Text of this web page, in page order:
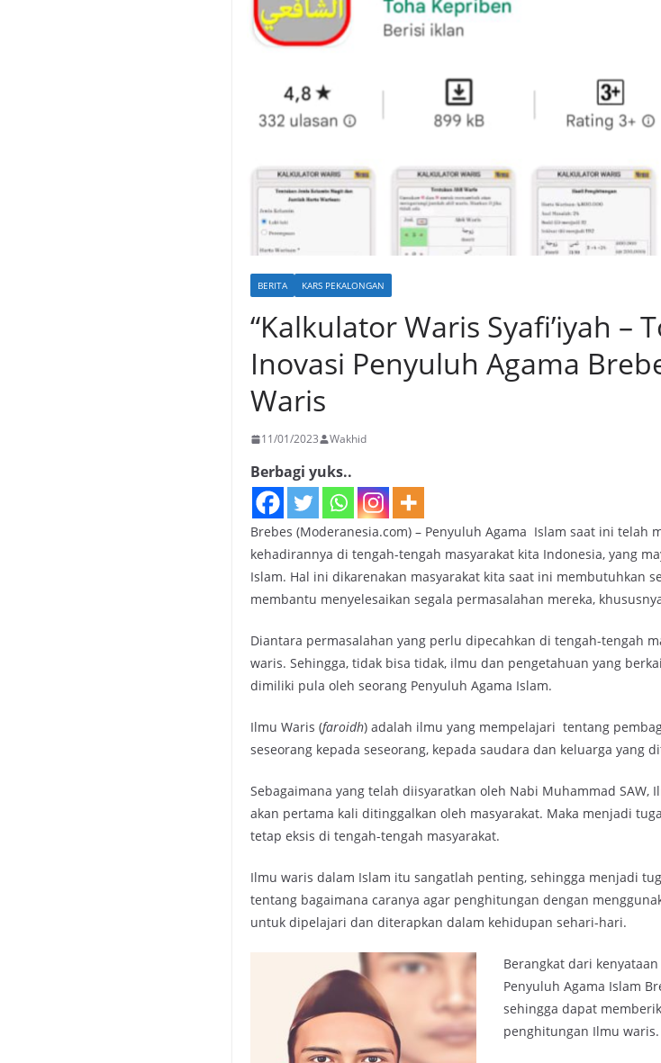
BERITA KARS PEKALONGAN
“Kalkulator Waris Syafi’iyah –
Inovasi Penyuluh Agama
Waris
11/01/2023 Wakhid
Berbagi yuks..
Brebes (Moderanesia.com) – Penyuluh Agama Islam saat ini telah
kehadirannya di tengah-tengah masyarakat kita Indonesia, yang
Islam. Hal ini dikarenakan masyarakat kita saat ini membutuhkan
membantu menyelesaikan segala permasalahan mereka,
Diantara permasalahan yang perlu dipecahkan di tengah-tengah
waris. Sehingga, tidak bisa tidak, ilmu dan pengetahuan yang
dimiliki pula oleh seorang Penyuluh Agama Islam.
Ilmu Waris (faroidh) adalah ilmu yang mempelajari tentang
seseorang kepada seseorang, kepada saudara dan keluarga yang
Sebagaimana yang telah diisyaratkan oleh Nabi Muhammad SAW,
akan pertama kali ditinggalkan oleh masyarakat. Maka menjadi
tetap eksis di tengah-tengah masyarakat.
Ilmu waris dalam Islam itu sangatlah penting, sehingga menjadi
tentang bagaimana caranya agar penghitungan dengan
untuk dipelajari dan diterapkan dalam kehidupan sehari-hari.
Berangkat dari
Penyuluh Agama Islam
sehingga dapat
penghitungan Ilmu waris.